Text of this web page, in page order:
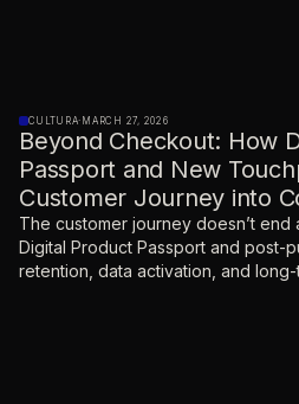
CULTURA· MARCH 27, 2026
Beyond Checkout: How
Passport and New
Customer Journey into
The customer journey doesn’t end
Digital Product Passport and post-
retention, data activation, and long-